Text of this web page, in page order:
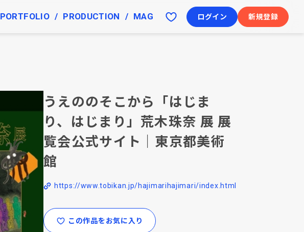
PORTFOLIO PRODUCTION MAG ログイン 新規登録
うえののそこから「はじま
り、はじまり」荒木珠奈 展 展
覧会公式サイト｜東京都美術
館
https://www.tobikan.jp/hajimarihajimari/index.html
この作品をお気に入り